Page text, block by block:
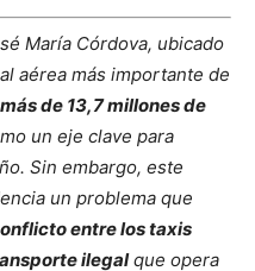
María Córdova, ubicado
aérea más importante de
de 13,7 millones de
un eje clave para
Sin embargo, este
un problema que
entre los taxis
ilegalque opera